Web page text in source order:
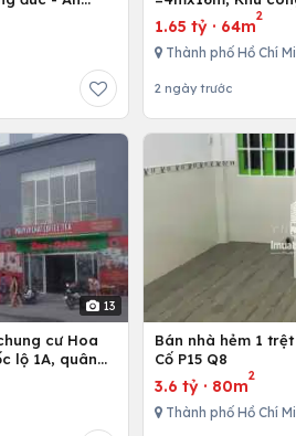
Bình Chánh, Tp. Hồ
1.65 tỷ· 64m
2
Thành phố Hồ Chí
2 ngày trước
13
cư Hoa
lộ 1A, quân
Bán nhà hẻm 1
Cố P15 Q8
3.6 tỷ· 80m
2
Thành phố Hồ Chí